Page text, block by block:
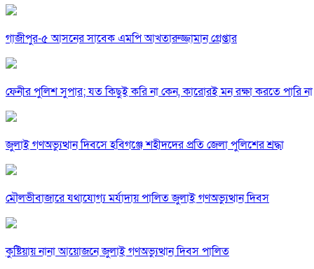
গাজীপুর-৫ আসনের সাবেক এমপি আখতারুজ্জামান গ্রেপ্তার
ফেনীর পুলিশ সুপার; যত কিছুই করি না কেন, কারোরই মন রক্ষা করতে পারি না
জুলাই গণঅভ্যুত্থান দিবসে হবিগঞ্জে শহীদদের প্রতি জেলা পুলিশের শ্রদ্ধা
মৌলভীবাজারে যথাযোগ্য মর্যাদায় পালিত জুলাই গণঅভ্যুত্থান দিবস
কুষ্টিয়ায় নানা আয়োজনে জুলাই গণঅভ্যুত্থান দিবস পালিত